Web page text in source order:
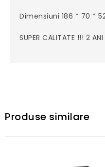
Dimensiuni 186 * 70 *
SUPER CALITATE !!! 2
Produse similare